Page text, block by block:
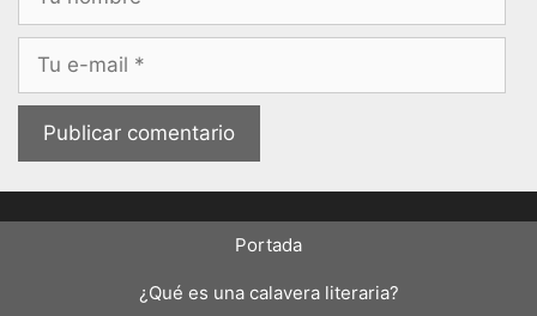
electrónico
Portada
¿Qué es una calavera literaria?